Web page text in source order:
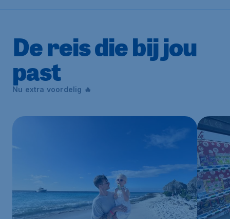
De reis die bij jou
past
Nu extra voordelig 🔥